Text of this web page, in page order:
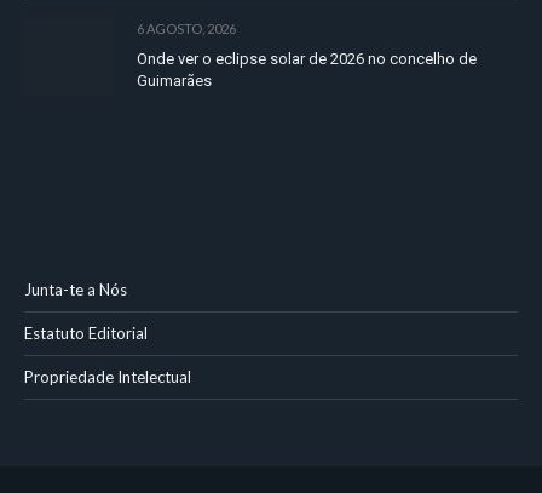
6 AGOSTO, 2026
Onde ver o eclipse solar de 2026 no concelho de
Guimarães
Junta-te a Nós
Estatuto Editorial
Propriedade Intelectual